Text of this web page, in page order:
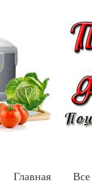
Главная Все